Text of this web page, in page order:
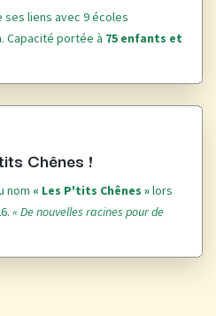
liens avec 9 écoles
Capacité portée à 75 enfants et
Chênes !
nom « Les P'tits Chênes »lors
« De nouvelles racines pour de